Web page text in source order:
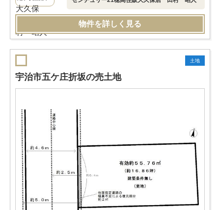
物件を詳しく見る
土地
宇治市五ケ庄折坂の売土地